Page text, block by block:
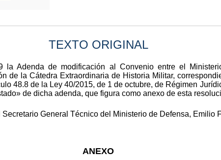
TEXTO ORIGINAL
la Adenda de modificación al Convenio entre el
de la Cátedra Extraordinaria de Historia Militar,
48.8 de la Ley 40/2015, de 1 de octubre, de Régimen
de dicha adenda, que figura como anexo de esta
General Técnico del Ministerio de Defensa, Emilio
ANEXO